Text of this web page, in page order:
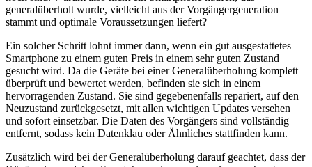
generalüberholt wurde, vielleicht aus der Vorgängergeneration
stammt und optimale Voraussetzungen liefert?
Ein solcher Schritt lohnt immer dann, wenn ein gut ausgestattetes
Smartphone zu einem guten Preis in einem sehr guten Zustand
gesucht wird. Da die Geräte bei einer Generalüberholung komplett
überprüft und bewertet werden, befinden sie sich in einem
hervorragenden Zustand. Sie sind gegebenenfalls repariert, auf den
Neuzustand zurückgesetzt, mit allen wichtigen Updates versehen
und sofort einsetzbar. Die Daten des Vorgängers sind vollständig
entfernt, sodass kein Datenklau oder Ähnliches stattfinden kann.
Zusätzlich wird bei der Generalüberholung darauf geachtet, dass der